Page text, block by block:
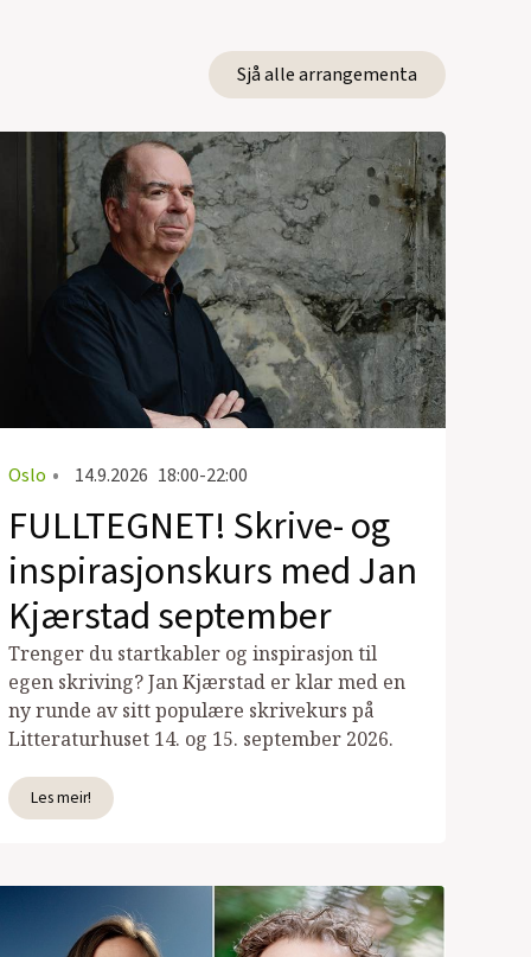
Sjå alle arrangementa
Oslo • 14.9.2026 18:00-22:00
FULLTEGNET! Skrive- og
inspirasjonskurs med Jan
Kjærstad september
Trenger du startkabler og inspirasjon til
egen skriving? Jan Kjærstad er klar med en
ny runde av sitt populære skrivekurs på
Litteraturhuset 14. og 15. september 2026.
Les meir!